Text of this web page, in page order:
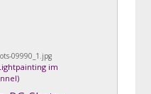
09990_1.jpg
im
)